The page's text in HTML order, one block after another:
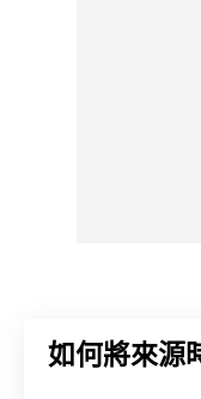
如何將來源